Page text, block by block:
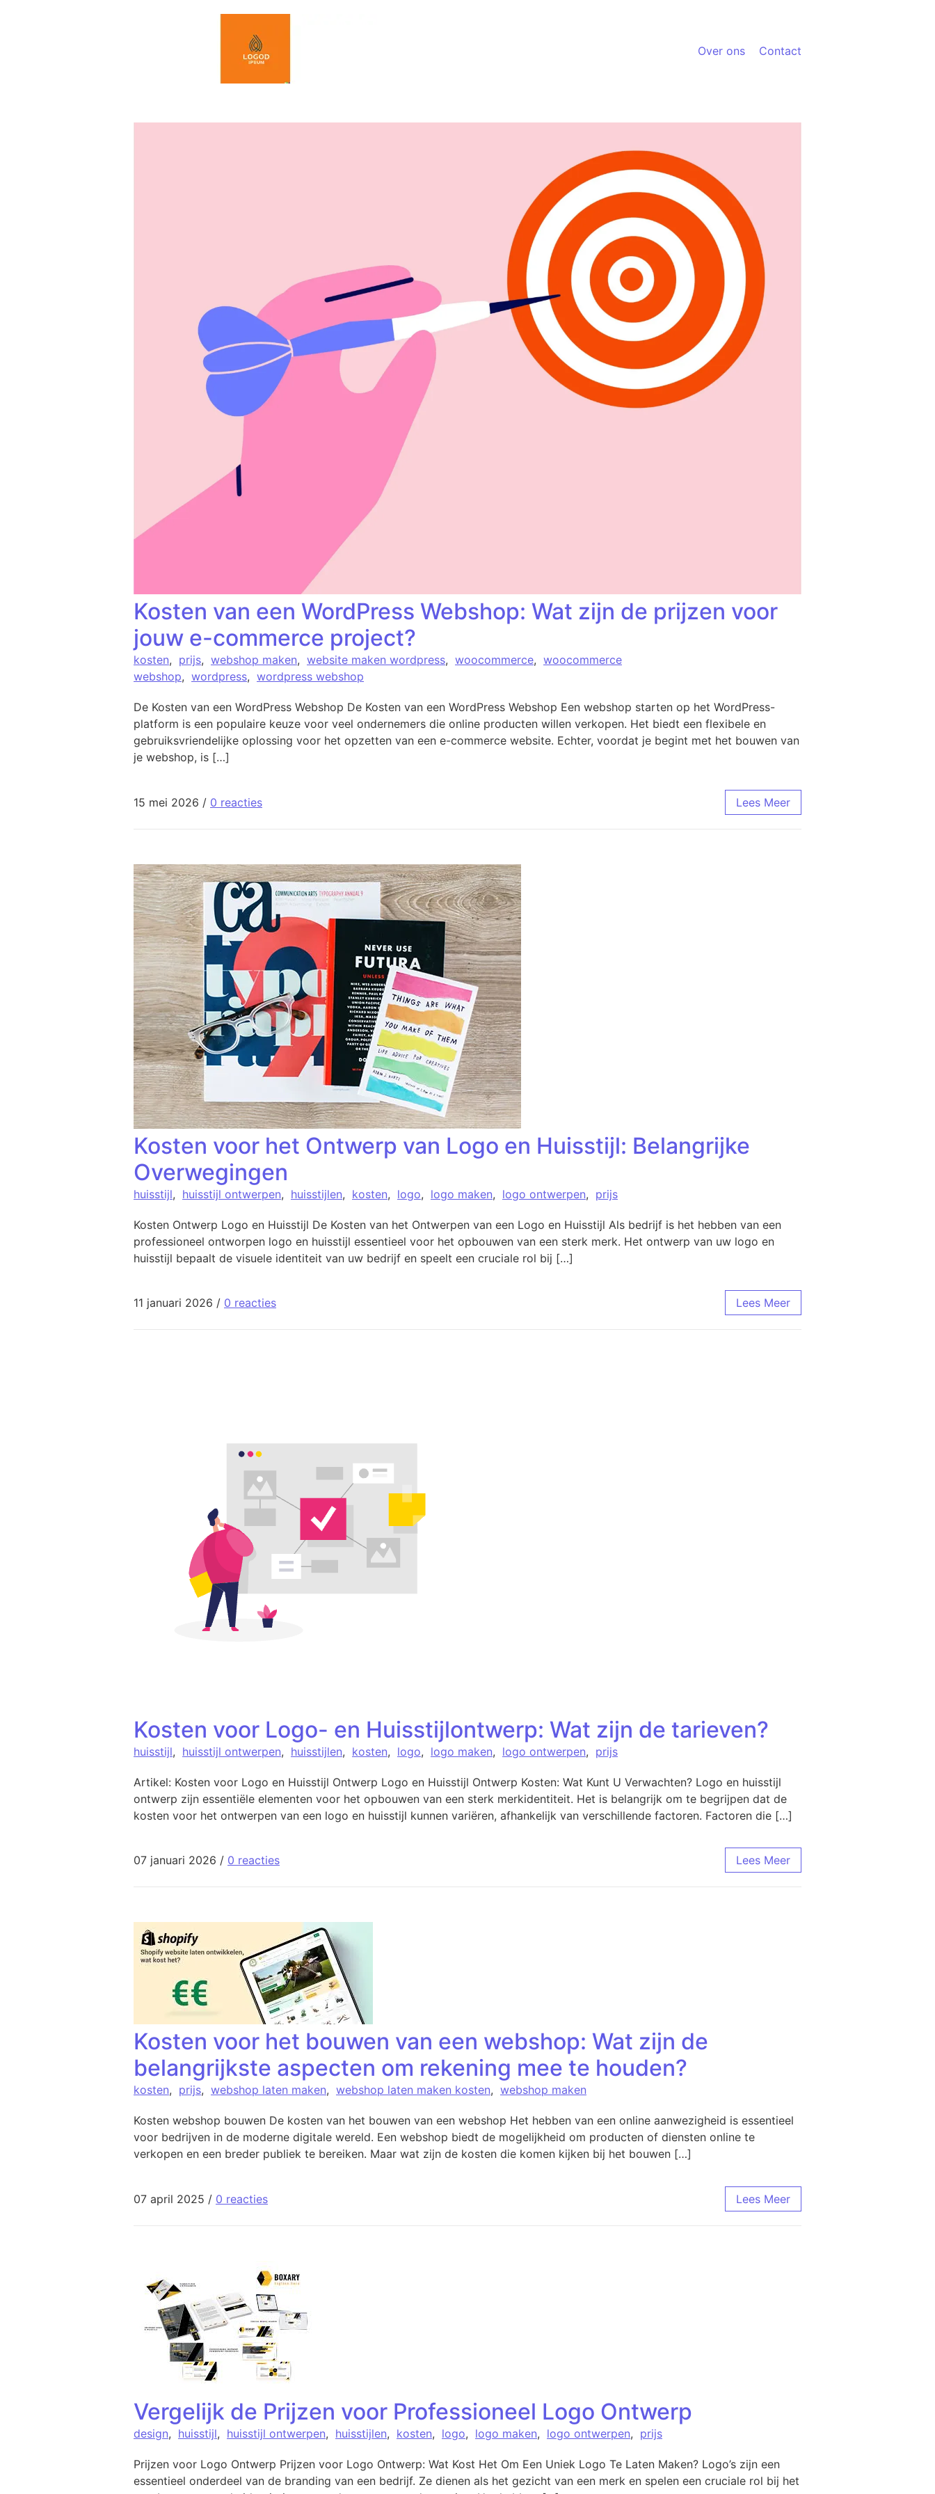
Over ons Contact
Kosten van een WordPress Webshop: Wat zijn de prijzen voor
jouw e-commerce project?
kosten, prijs, webshop maken, website maken wordpress, woocommerce, woocommerce
webshop, wordpress, wordpress webshop
De Kosten van een WordPress Webshop De Kosten van een WordPress Webshop Een webshop starten op het WordPress-
platform is een populaire keuze voor veel ondernemers die online producten willen verkopen. Het biedt een flexibele en
gebruiksvriendelijke oplossing voor het opzetten van een e-commerce website. Echter, voordat je begint met het bouwen van
je webshop, is […]
15 mei 2026 / 0 reacties Lees Meer
Kosten voor het Ontwerp van Logo en Huisstijl: Belangrijke
Overwegingen
huisstijl, huisstijl ontwerpen, huisstijlen, kosten, logo, logo maken, logo ontwerpen, prijs
Kosten Ontwerp Logo en Huisstijl De Kosten van het Ontwerpen van een Logo en Huisstijl Als bedrijf is het hebben van een
professioneel ontworpen logo en huisstijl essentieel voor het opbouwen van een sterk merk. Het ontwerp van uw logo en
huisstijl bepaalt de visuele identiteit van uw bedrijf en speelt een cruciale rol bij […]
11 januari 2026 / 0 reacties Lees Meer
Kosten voor Logo- en Huisstijlontwerp: Wat zijn de tarieven?
huisstijl, huisstijl ontwerpen, huisstijlen, kosten, logo, logo maken, logo ontwerpen, prijs
Artikel: Kosten voor Logo en Huisstijl Ontwerp Logo en Huisstijl Ontwerp Kosten: Wat Kunt U Verwachten? Logo en huisstijl
ontwerp zijn essentiële elementen voor het opbouwen van een sterk merkidentiteit. Het is belangrijk om te begrijpen dat de
kosten voor het ontwerpen van een logo en huisstijl kunnen variëren, afhankelijk van verschillende factoren. Factoren die […]
07 januari 2026 / 0 reacties Lees Meer
Kosten voor het bouwen van een webshop: Wat zijn de
belangrijkste aspecten om rekening mee te houden?
kosten, prijs, webshop laten maken, webshop laten maken kosten, webshop maken
Kosten webshop bouwen De kosten van het bouwen van een webshop Het hebben van een online aanwezigheid is essentieel
voor bedrijven in de moderne digitale wereld. Een webshop biedt de mogelijkheid om producten of diensten online te
verkopen en een breder publiek te bereiken. Maar wat zijn de kosten die komen kijken bij het bouwen […]
07 april 2025 / 0 reacties Lees Meer
Vergelijk de Prijzen voor Professioneel Logo Ontwerp
design, huisstijl, huisstijl ontwerpen, huisstijlen, kosten, logo, logo maken, logo ontwerpen, prijs
Prijzen voor Logo Ontwerp Prijzen voor Logo Ontwerp: Wat Kost Het Om Een Uniek Logo Te Laten Maken? Logo’s zijn een
essentieel onderdeel van de branding van een bedrijf. Ze dienen als het gezicht van een merk en spelen een cruciale rol bij het